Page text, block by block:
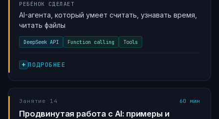
РЕБЁНОК СДЕЛАЕТ
AI-агента, который умеет считать, узнавать время,
читать файлы
DeepSeek API Function calling Tools
ПОДРОБНЕЕ
Занятие 14 60 мин
Продвинутая работа с AI: примеры и